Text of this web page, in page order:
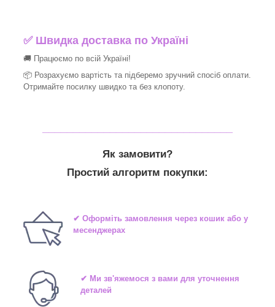
✅Швидка доставка по Україні
🚚 Працюємо по всій Україні!
📦 Розрахуємо вартість та підберемо зручний спосіб оплати.
Отримайте посилку швидко та без клопоту.
Як замовити?
Простий алгоритм покупки:
✔ Оформіть замовлення через кошик або у
месенджерах
✔ Ми зв'яжемося з вами для уточнення
деталей